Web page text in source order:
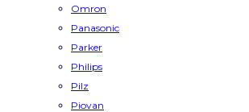
Omron
Panasonic
Parker
Philips
Pilz
Piovan